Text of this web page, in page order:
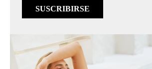
SUSCRIBIRSE